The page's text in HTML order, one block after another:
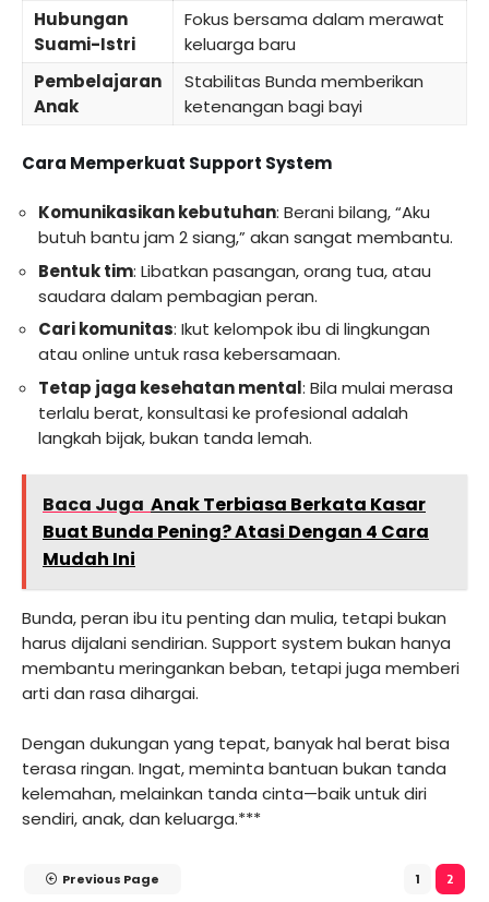
Hubungan
Suami-Istri
Fokus bersama dalam merawat
keluarga baru
Pembelajaran
Anak
Stabilitas Bunda memberikan
ketenangan bagi bayi
Cara Memperkuat Support System
Komunikasikan kebutuhan: Berani bilang, “Aku
butuh bantu jam 2 siang,” akan sangat membantu.
Bentuk tim: Libatkan pasangan, orang tua, atau
saudara dalam pembagian peran.
Cari komunitas: Ikut kelompok ibu di lingkungan
atau online untuk rasa kebersamaan.
Tetap jaga kesehatan mental: Bila mulai merasa
terlalu berat, konsultasi ke profesional adalah
langkah bijak, bukan tanda lemah.
Baca Juga Anak Terbiasa Berkata Kasar
Buat Bunda Pening? Atasi Dengan 4 Cara
Mudah Ini
Bunda, peran ibu itu penting dan mulia, tetapi bukan
harus dijalani sendirian. Support system bukan hanya
membantu meringankan beban, tetapi juga memberi
arti dan rasa dihargai.
Dengan dukungan yang tepat, banyak hal berat bisa
terasa ringan. Ingat, meminta bantuan bukan tanda
kelemahan, melainkan tanda cinta—baik untuk diri
sendiri, anak, dan keluarga.***
Previous Page 1 2